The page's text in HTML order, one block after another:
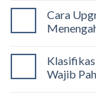
Cara
Wajib